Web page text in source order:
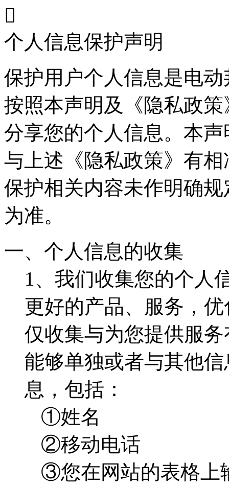

个人信息保护声明
保护用户个人信息是电
按照本声明及《隐私政
分享您的个人信息。本
与上述《隐私政策》有
保护相关内容未作明确
为准。
一、个人信息的收集
1、我们收集您的个人
更好的产品、服务，
仅收集与为您提供服
能够单独或者与其他
息，包括：
①姓名
②移动电话
③您在网站的表格上